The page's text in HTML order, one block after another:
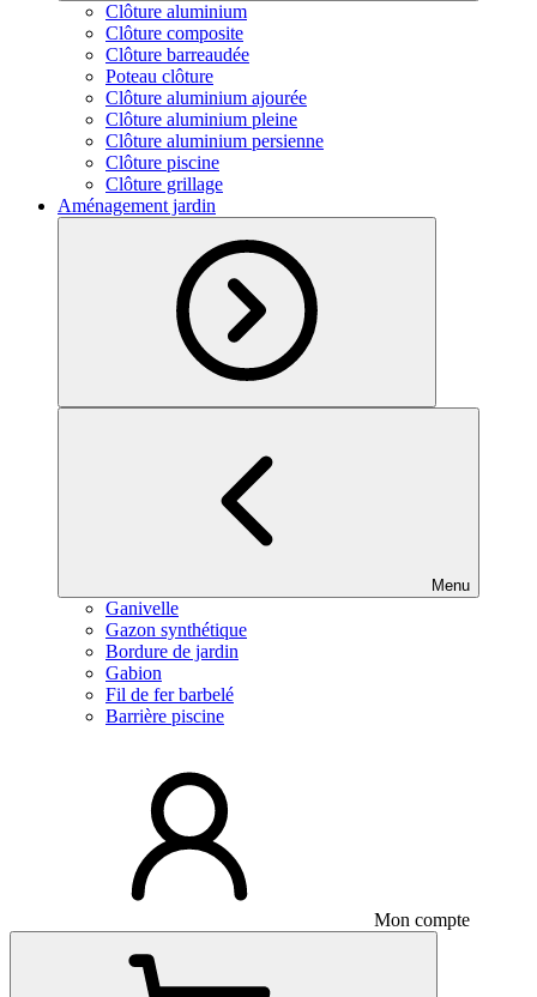
Clôture aluminium
Clôture composite
Clôture barreaudée
Poteau clôture
Clôture aluminium ajourée
Clôture aluminium pleine
Clôture aluminium persienne
Clôture piscine
Clôture grillage
Aménagement jardin
Menu
Ganivelle
Gazon synthétique
Bordure de jardin
Gabion
Fil de fer barbelé
Barrière piscine
Mon compte